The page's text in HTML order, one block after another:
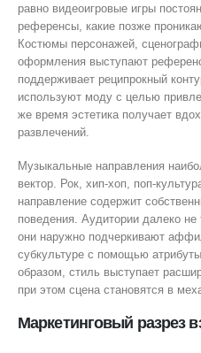
равно видеоигровые игры
референсы, какие позже
Костюмы персонажей,
оформления выступают
поддерживает реципрокный
используют моду с целью
же время эстетика получает
развлечений.
Музыкальные направления
вектор. Рок, хип-хоп, поп-
направление содержит
поведения. Аудитории далеко
они наружно подчеркивают
субкультуре с помощью
образом, стиль выступает
при этом сцена становятся в
Маркетинговый разрез